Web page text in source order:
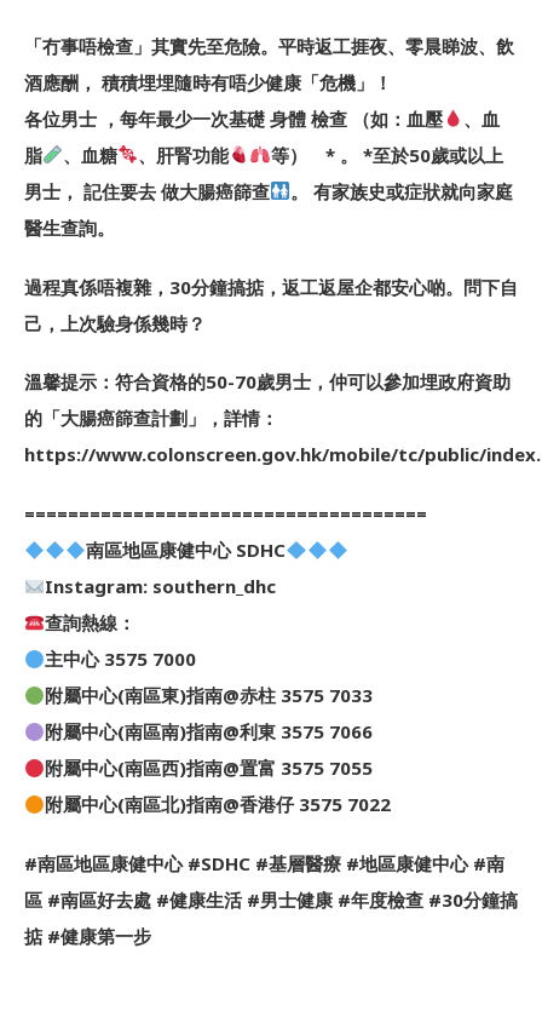
「冇事唔檢查」其實先至危險。平時返工捱夜、零晨睇波、飲
酒應酬， 積積埋埋隨時有唔少健康「危機」！
各位男士 ，每年最少一次基礎 身體 檢查 （如：血壓
、血
脂
、血糖 、肝腎功能
等） * 。 *至於50歲或以上
男士， 記住要去 做大腸癌篩查
。 有家族史或症狀就向家庭
醫生查詢。
過程真係唔複雜，30分鐘搞掂，返工返屋企都安心啲。問下自
己，上次驗身係幾時？
溫馨提示：符合資格的50-70歲男士，仲可以參加埋政府資助
的「大腸癌篩查計劃」，詳情：
https://www.colonscreen.gov.hk/mobile/tc/public/
=====================================
南區地區康健中心 SDHC
Instagram: southern_dhc
查詢熱線：
主中心 3575 7000
附屬中心(南區東)指南@赤柱 3575 7033
附屬中心(南區南)指南@利東 3575 7066
附屬中心(南區西)指南@置富 3575 7055
附屬中心(南區北)指南@香港仔 3575 7022
#南區地區康健中心 #SDHC #基層醫療 #地區康健中心 #南
區 #南區好去處 #健康生活 #男士健康 #年度檢查 #30分鐘搞
掂 #健康第一步